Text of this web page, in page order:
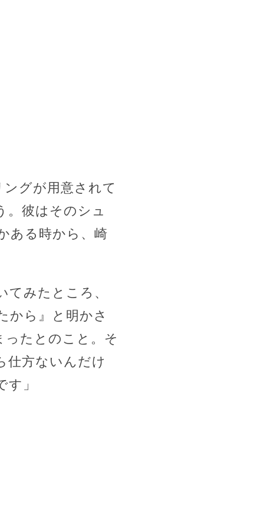
ングが用意されて
。彼はそのシュ
ある時から、崎
みたところ、
から』と明かさ
ったとのこと。そ
仕方ないんだけ
」